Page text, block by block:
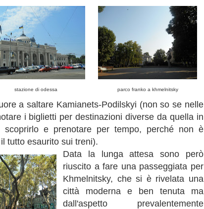
parco franko a khmelnitsky
stazione di odessa
a saltare Kamianets-Podilskyi (non so se nelle
i biglietti per destinazioni diverse da quella in
e prenotare per tempo, perché non è
tutto esaurito sui treni).
Data la lunga attesa sono però
riuscito a fare una passeggiata per
Khmelnitsky, che si è rivelata una
città moderna e ben tenuta ma
dall'aspetto prevalentemente